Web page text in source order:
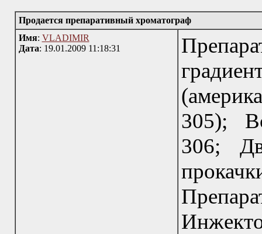
Продается препаративный хроматограф
Имя: VLADIMIR
Дата: 19.01.2009 11:18:31
305);
306;